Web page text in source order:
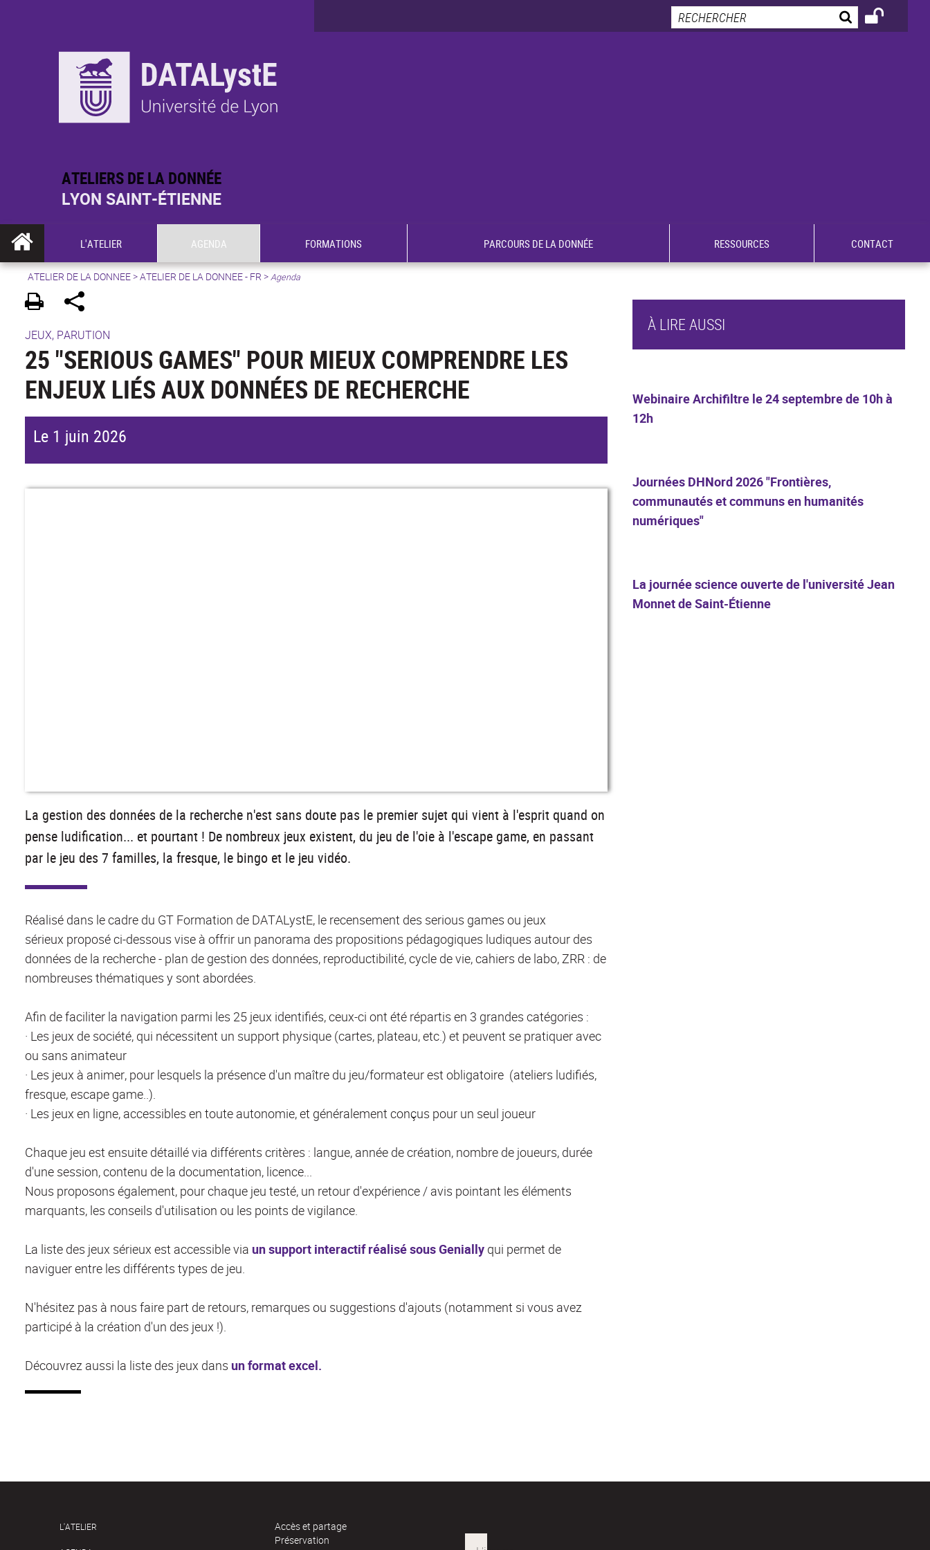
ATELIERS DE LA DONNÉE
LYON SAINT-ÉTIENNE
L'ATELIER AGENDA FORMATIONS PARCOURS DE LA DONNÉE RESSOURCES CONTACT
ATELIER DE LA DONNEE>ATELIER DE LA DONNEE - FR >Agenda
JEUX, PARUTION
25 "SERIOUS GAMES" POUR MIEUX COMPRENDRE LES
ENJEUX LIÉS AUX DONNÉES DE RECHERCHE
Le 1 juin 2026
La gestion des données de la recherche n'est sans doute pas le premier sujet qui vient à l'esprit quand on
pense ludification... et pourtant ! De nombreux jeux existent, du jeu de l'oie à l'escape game, en passant
par le jeu des 7 familles, la fresque, le bingo et le jeu vidéo.
Réalisé dans le cadre du GT Formation de DATALystE, le recensement des serious games ou jeux
sérieux proposé ci-dessous vise à offrir un panorama des propositions pédagogiques ludiques autour des
données de la recherche - plan de gestion des données, reproductibilité, cycle de vie, cahiers de labo, ZRR : de
nombreuses thématiques y sont abordées.
Afin de faciliter la navigation parmi les 25 jeux identifiés, ceux-ci ont été répartis en 3 grandes catégories :
· Les jeux de société, qui nécessitent un support physique (cartes, plateau, etc.) et peuvent se pratiquer avec
ou sans animateur
· Les jeux à animer, pour lesquels la présence d'un maître du jeu/formateur est obligatoire (ateliers ludifiés,
fresque, escape game..).
· Les jeux en ligne, accessibles en toute autonomie, et généralement conçus pour un seul joueur
Chaque jeu est ensuite détaillé via différents critères : langue, année de création, nombre de joueurs, durée
d'une session, contenu de la documentation, licence...
Nous proposons également, pour chaque jeu testé, un retour d'expérience / avis pointant les éléments
marquants, les conseils d'utilisation ou les points de vigilance.
La liste des jeux sérieux est accessible via un support interactif réalisé sous Genially qui permet de
naviguer entre les différents types de jeu.
N'hésitez pas à nous faire part de retours, remarques ou suggestions d'ajouts (notamment si vous avez
participé à la création d'un des jeux !).
Découvrez aussi la liste des jeux dans un format excel.
À LIRE AUSSI
Webinaire Archifiltre le 24 septembre de 10h à
12h
Journées DHNord 2026 "Frontières,
communautés et communs en humanités
numériques"
La journée science ouverte de l'université Jean
Monnet de Saint-Étienne
L'ATELIER
Accès et partage
Préservation